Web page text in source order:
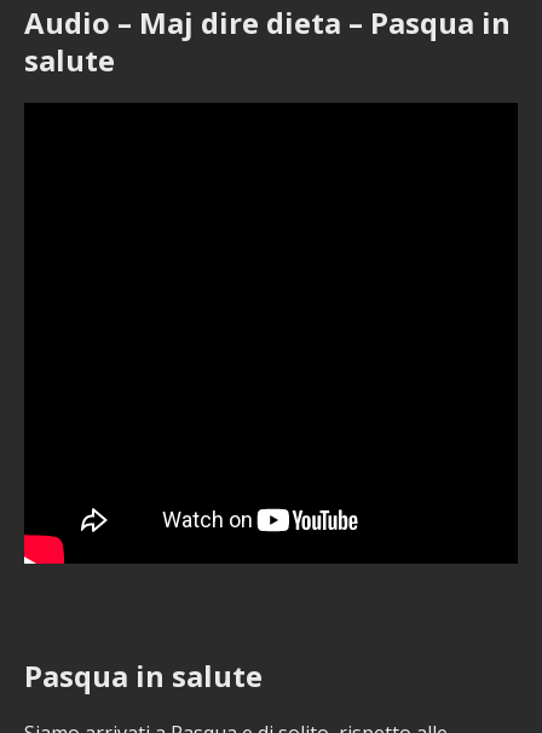
Audio – Maj dire dieta – Pasqua in
salute
Pasqua in salute